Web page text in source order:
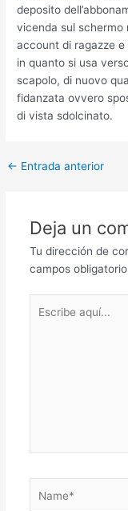
deposito
vicenda sul schermo
account di ragazze
in quanto si usa
scapolo, di nuovo
fidanzata ovvero
di vista sdolcinato.
Post
← Entrada anterior
Deja un
Tu dirección de
campos
aquí...